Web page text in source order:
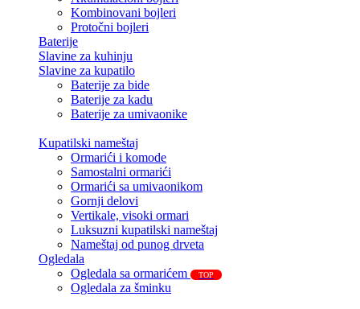
Kombinovani bojleri
Protočni bojleri
Baterije
Slavine za kuhinju
Slavine za kupatilo
Baterije za bide
Baterije za kadu
Baterije za umivaonike
Kupatilski nameštaj
Ormarići i komode
Samostalni ormarići
Ormarići sa umivaonikom
Gornji delovi
Vertikale, visoki ormari
Luksuzni kupatilski nameštaj
Nameštaj od punog drveta
Ogledala
Ogledala sa ormarićem
TOP
Ogledala za šminku